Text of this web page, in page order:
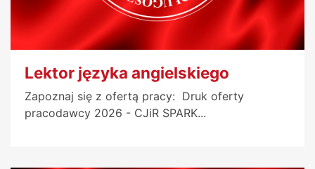
Lektor języka angielskiego
Zapoznaj się z ofertą pracy: Druk oferty
pracodawcy 2026 - CJiR SPARK...